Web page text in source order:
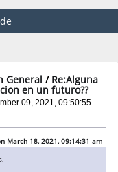
General / Re:Alguna
en un futuro??
09, 2021, 09:50:55
March 18, 2021, 09:14:31 am